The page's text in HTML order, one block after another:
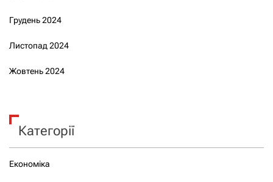
Грудень 2024
Листопад 2024
Жовтень 2024
Категорії
Економіка